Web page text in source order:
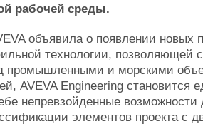
рабочей среды.
объявила о появлении новых
технологии, позволяющей
промышленными и морскими
AVEVA Engineering становится
непревзойденные
элементов проекта с